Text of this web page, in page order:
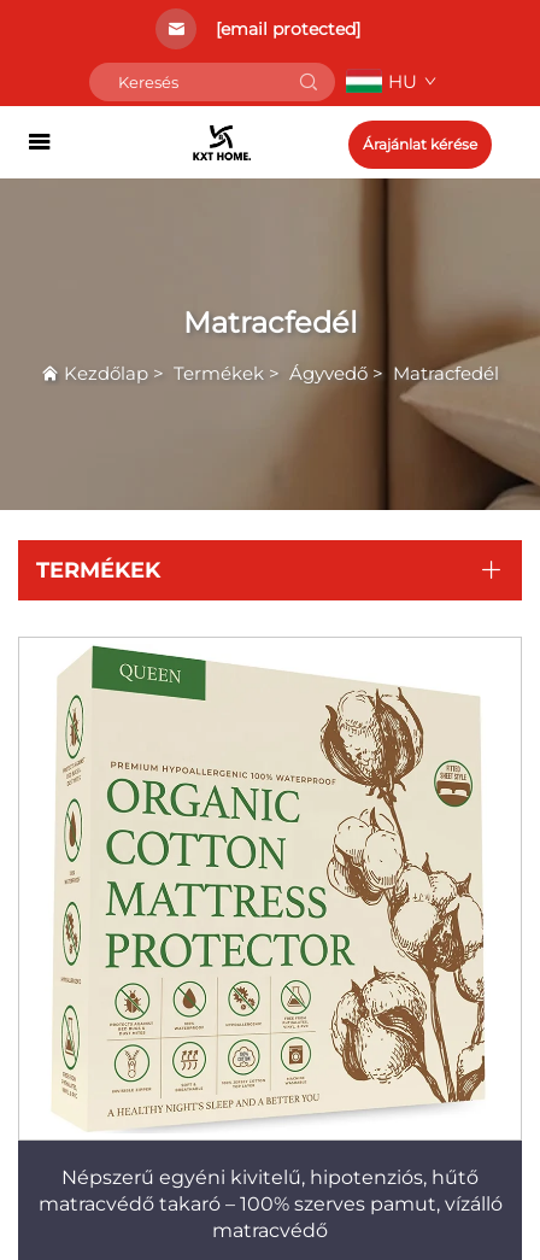
[email protected]
HU
Árajánlat kérése
Matracfedél
Kezdőlap > Termékek > Ágyvedő > Matracfedél
TERMÉKEK
Népszerű egyéni kivitelű, hipotenziós, hűtő
matracvédő takaró – 100% szerves pamut, vízálló
matracvédő